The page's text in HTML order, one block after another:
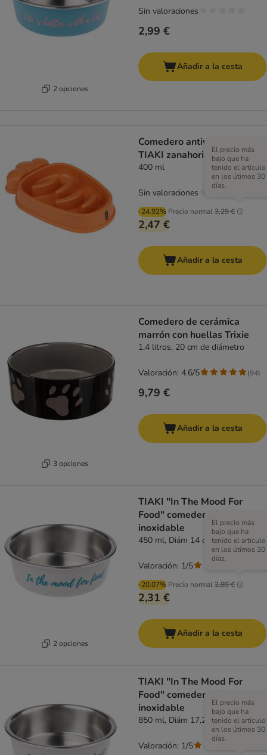
2 opciones
2,99 €
Sin valoraciones
Añadir a la cesta
Comedero antivoracidad
TIAKI zanahoria
400 ml
-24.92% Precio normal3,29 €
El precio más
bajo que ha
tenido el artículo
en los útimos 30
días.
2,47 €
Sin valoraciones
Añadir a la cesta
3 opciones
Comedero de cerámica
marrón con huellas Trixie
1,4 litros, 20 cm de diámetro
9,79 €
Valoración: 4.6/5 (94)
Añadir a la cesta
2 opciones
TIAKI "In The Mood For
Food" comedero de acero
inoxidable
450 ml, Diám 14 cm
-20.07% Precio normal2,89 €
El precio más
bajo que ha
tenido el artículo
en los útimos 30
días.
2,31 €
Valoración: 1/5
Añadir a la cesta
TIAKI "In The Mood For
Food" comedero de acero
inoxidable
850 ml, Diám 17,2 cm
El precio más
bajo que ha
tenido el artículo
en los útimos 30
días.
Valoración: 1/5